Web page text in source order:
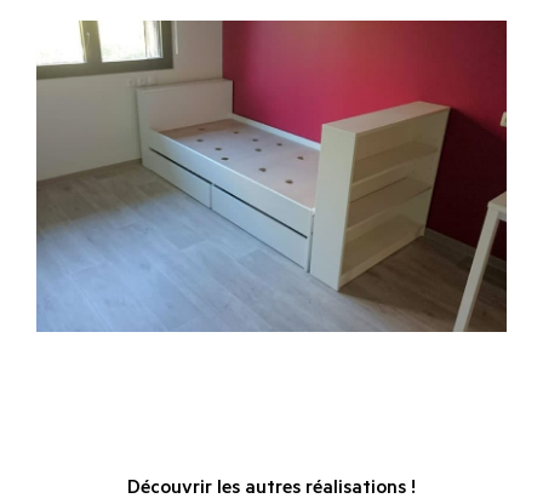
Découvrir les autres réalisations !